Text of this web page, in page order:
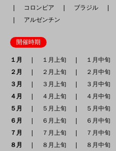
コロンビア
ブラジル
アルゼンチン
開催時期
１月 １月上旬 １月中旬
２月
２月上旬 ２月中旬
３月
３月上旬 ３月中旬
４月
４月上旬 ４月中旬
５月
５月上旬 ５月中旬
６月
６月上旬 ６月中旬
７月
７月上旬 ７月中旬
８月
８月上旬 ８月中旬